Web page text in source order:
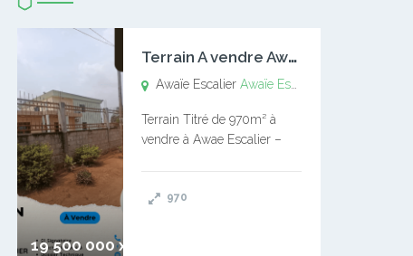
19 500 000 xaf
T
errain A vendre Awaïe Escalier
Awaïe EscalierAwaïe Escalier
Terrain Titré de 970m² à
vendre à Awae Escalier –
l’Université Catholique –
970